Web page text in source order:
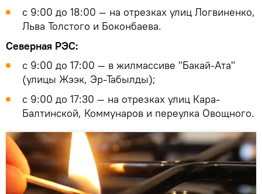
с 9:00 до 18:00 — на отрезках улиц Логвиненко,
Льва Толстого и Боконбаева.
Северная РЭС:
с 9:00 до 17:00 — в жилмассиве "Бакай-Ата"
(улицы Жээк, Эр-Табылды);
с 9:00 до 17:30 — на отрезках улиц Кара-
Балтинской, Коммунаров и переулка Овощного.